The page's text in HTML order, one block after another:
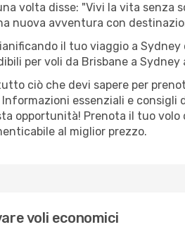
volta disse: "Vivi la vita senza
nuova avventura con
il tuo viaggio a Sydney
per voli da Brisbane a
ciò che devi sapere per
essenziali e
opportunità! Prenota il tuo volo
al miglior prezzo.
voli economici